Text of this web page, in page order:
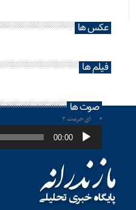
عکس ها
فیلم ها
صوت ها
ای حرمت ۲
پخش‌کننده
صوت 00:00